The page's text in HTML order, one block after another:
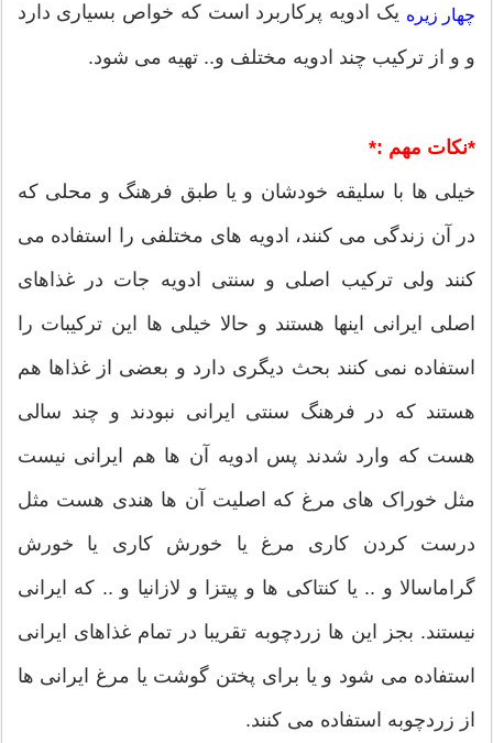
چهار زیره یک ادویه پرکاربرد است که خواص بسیاری دارد
و و از ترکیب چند ادویه مختلف و.. تهیه می شود.
*نکات مهم :*
خیلی ها با سلیقه خودشان و یا طبق فرهنگ و محلی که
در آن زندگی می کنند، ادویه های مختلفی را استفاده می
کنند ولی ترکیب اصلی و سنتی ادویه جات در غذاهای
اصلی ایرانی اینها هستند و حالا خیلی ها این ترکیبات را
استفاده نمی کنند بحث دیگری دارد و بعضی از غذاها هم
هستند که در فرهنگ سنتی ایرانی نبودند و چند سالی
هست که وارد شدند پس ادویه آن ها هم ایرانی نیست
مثل خوراک های مرغ که اصلیت آن ها هندی هست مثل
درست کردن کاری مرغ یا خورش کاری یا خورش
گراماسالا و .. یا کنتاکی ها و پیتزا و لازانیا و .. که ایرانی
نیستند. بجز این ها زردچوبه تقریبا در تمام غذاهای ایرانی
استفاده می شود و یا برای پختن گوشت یا مرغ ایرانی ها
از زردچوبه استفاده می کنند.